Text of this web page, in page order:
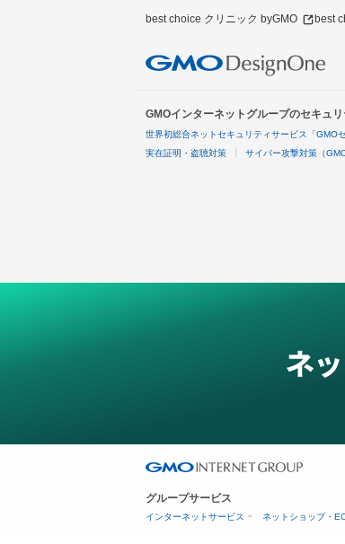
best choice クリニック byGMO best
GMOインターネットグループのセキュ
世界初総合ネットセキュリティサービス「GMO
実在証明・盗聴対策 サイバー攻撃対策（
グループサービス
インターネットサービス ネットショップ・